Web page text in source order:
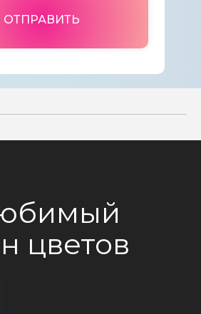
ОТПРАВИТЬ
цветов